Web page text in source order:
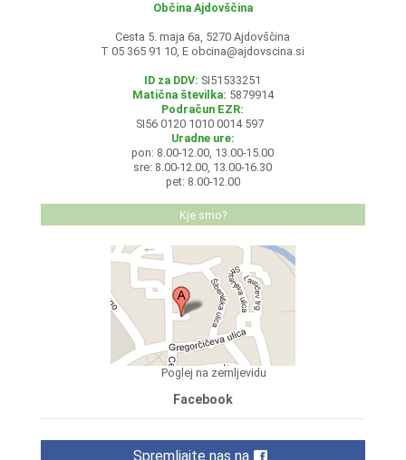
Občina Ajdovščina
Cesta 5. maja 6a, 5270 Ajdovščina
T 05 365 91 10, E obcina@ajdovscina.si
ID za DDV: SI51533251
Matična številka: 5879914
Podračun EZR:
SI56 0120 1010 0014 597
Uradne ure:
pon: 8.00-12.00, 13.00-15.00
sre: 8.00-12.00, 13.00-16.30
pet: 8.00-12.00
Kje smo?
Poglej na zemljevidu
Facebook
Spremljajte nas na